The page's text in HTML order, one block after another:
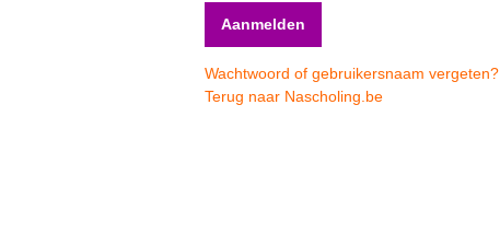
Wachtwoord of gebruikersnaam vergeten?
Terug naar Nascholing.be